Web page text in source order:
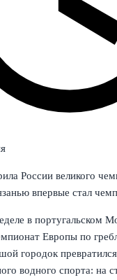
России великого
впервые стал
в португальском
Европы по
городок
водного спорта: на